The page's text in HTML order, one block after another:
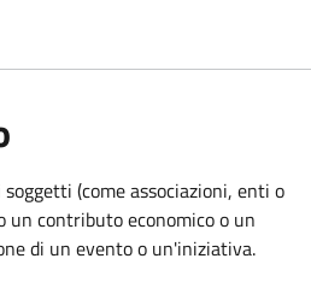
(come associazioni, enti o
contributo economico o un
di un evento o un'iniziativa.